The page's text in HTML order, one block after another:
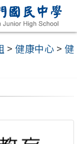
> 健康中心 >健